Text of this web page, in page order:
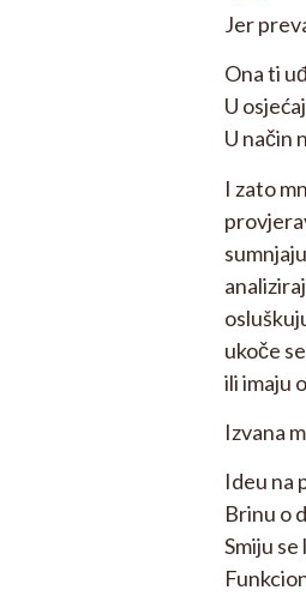
Jer
Ona ti
U
U način
I zato
ukoče
ili imaju
Izvana
Ideu na
Brinu o
Smiju se